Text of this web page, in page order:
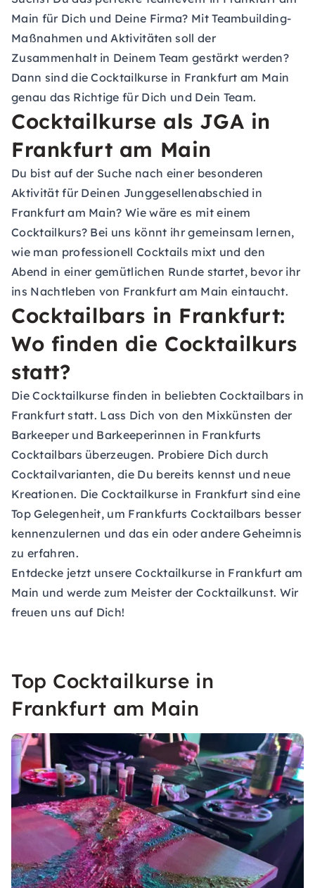
Main für Dich und Deine Firma? Mit Teambuilding-
Maßnahmen und Aktivitäten soll der
Zusammenhalt in Deinem Team gestärkt werden?
Dann sind die Cocktailkurse in Frankfurt am Main
genau das Richtige für Dich und Dein Team.
Cocktailkurse als JGA in
Frankfurt am Main
Du bist auf der Suche nach einer besonderen
Aktivität für Deinen Junggesellenabschied in
Frankfurt am Main? Wie wäre es mit einem
Cocktailkurs? Bei uns könnt ihr gemeinsam lernen,
wie man professionell Cocktails mixt und den
Abend in einer gemütlichen Runde startet, bevor ihr
ins Nachtleben von Frankfurt am Main eintaucht.
Cocktailbars in Frankfurt:
Wo finden die Cocktailkurs
statt?
Die Cocktailkurse finden in beliebten Cocktailbars in
Frankfurt statt. Lass Dich von den Mixkünsten der
Barkeeper und Barkeeperinnen in Frankfurts
Cocktailbars überzeugen. Probiere Dich durch
Cocktailvarianten, die Du bereits kennst und neue
Kreationen. Die Cocktailkurse in Frankfurt sind eine
Top Gelegenheit, um Frankfurts Cocktailbars besser
kennenzulernen und das ein oder andere Geheimnis
zu erfahren.
Entdecke jetzt unsere Cocktailkurse in Frankfurt am
Main und werde zum Meister der Cocktailkunst. Wir
freuen uns auf Dich!
Top Cocktailkurse in
Frankfurt am Main